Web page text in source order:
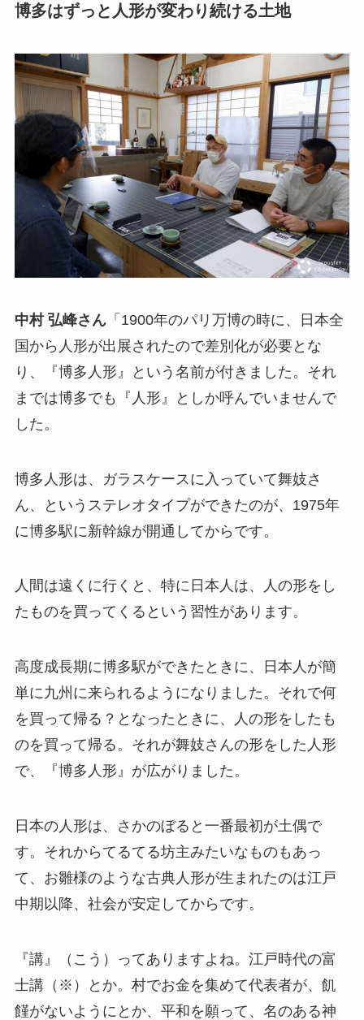
博多はずっと人形が変わり続ける土地
中村 弘峰さん「1900年のパリ万博の時に、日本全
国から人形が出展されたので差別化が必要とな
り、『博多人形』という名前が付きました。それ
までは博多でも『人形』としか呼んでいませんで
した。
博多人形は、ガラスケースに入っていて舞妓さ
ん、というステレオタイプができたのが、1975年
に博多駅に新幹線が開通してからです。
人間は遠くに行くと、特に日本人は、人の形をし
たものを買ってくるという習性があります。
高度成長期に博多駅ができたときに、日本人が簡
単に九州に来られるようになりました。それで何
を買って帰る？となったときに、人の形をしたも
のを買って帰る。それが舞妓さんの形をした人形
で、『博多人形』が広がりました。
日本の人形は、さかのぼると一番最初が土偶で
す。それからてるてる坊主みたいなものもあっ
て、お雛様のような古典人形が生まれたのは江戸
中期以降、社会が安定してからです。
『講』（こう）ってありますよね。江戸時代の富
士講（※）とか。村でお金を集めて代表者が、飢
饉がないようにとか、平和を願って、名のある神